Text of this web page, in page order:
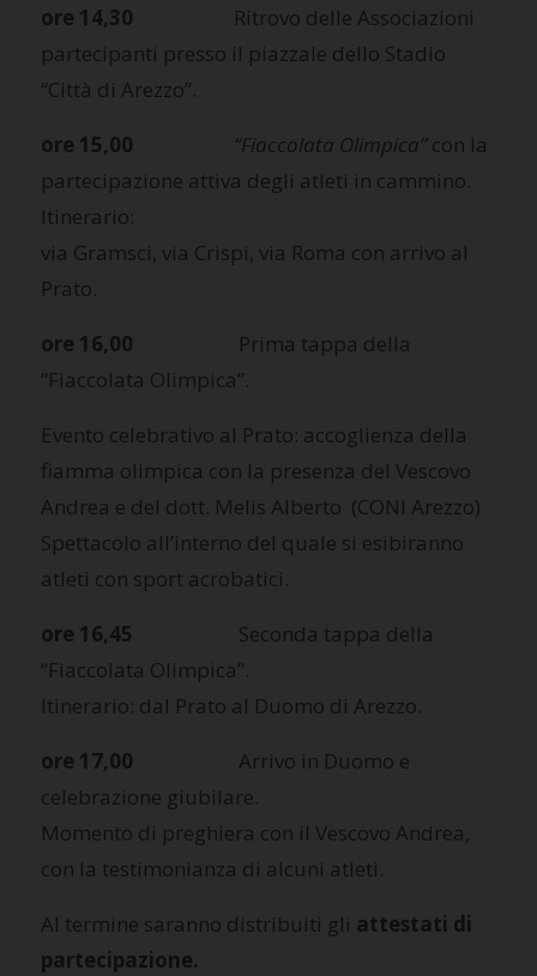
ore 14,30 Ritrovo delle Associazioni
partecipanti presso il piazzale dello Stadio
“Città di Arezzo”.
ore 15,00
“Fiaccolata Olimpica”con la
partecipazione attiva degli atleti in cammino.
Itinerario:
via Gramsci, via Crispi, via Roma con arrivo al
Prato.
ore 16,00 Prima tappa della
“Fiaccolata Olimpica”.
Evento celebrativo al Prato: accoglienza della
fiamma olimpica con la presenza del Vescovo
Andrea e del dott. Melis Alberto (CONI Arezzo)
Spettacolo all’interno del quale si esibiranno
atleti con sport acrobatici.
ore 16,45
Seconda tappa della
“Fiaccolata Olimpica”.
Itinerario: dal Prato al Duomo di Arezzo.
ore 17,00 Arrivo in Duomo e
celebrazione giubilare.
Momento di preghiera con il Vescovo Andrea,
con la testimonianza di alcuni atleti.
Al termine saranno distribuiti gli attestati di
partecipazione.